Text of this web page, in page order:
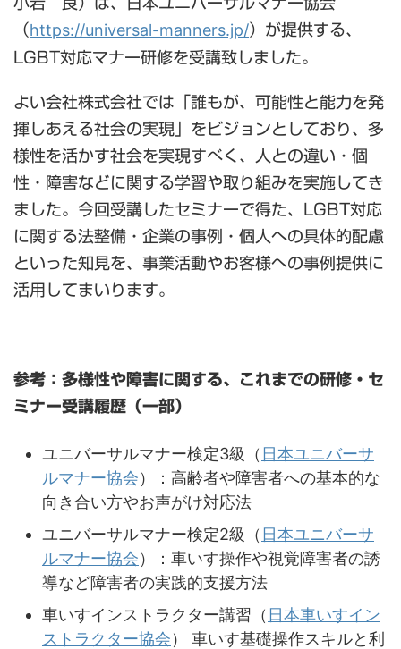
（https://universal-manners.jp/）が提供する、
LGBT対応マナー研修を受講致しました。
よい会社株式会社では「誰もが、可能性と能力を発
揮しあえる社会の実現」をビジョンとしており、多
様性を活かす社会を実現すべく、人との違い・個
性・障害などに関する学習や取り組みを実施してき
ました。今回受講したセミナーで得た、LGBT対応
に関する法整備・企業の事例・個人への具体的配慮
といった知見を、事業活動やお客様への事例提供に
活用してまいります。
参考：多様性や障害に関する、これまでの研修・セ
ミナー受講履歴（一部）
ユニバーサルマナー検定3級（ 日本ユニバーサ
ルマナー協会）：高齢者や障害者への基本的な
向き合い方やお声がけ対応法
ユニバーサルマナー検定2級（ 日本ユニバーサ
ルマナー協会）：車いす操作や視覚障害者の誘
導など障害者の実践的支援方法
車いすインストラクター講習（ 日本車いすイン
ストラクター協会） 車いす基礎操作スキルと利